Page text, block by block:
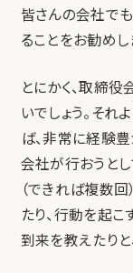
皆さんの会社で
ることをお勧めし
とにかく、取締
いでしょう。それ
ば、非常に経験
会社が行おうと
（できれば複数
たり、行動を起
到来を教えたりと